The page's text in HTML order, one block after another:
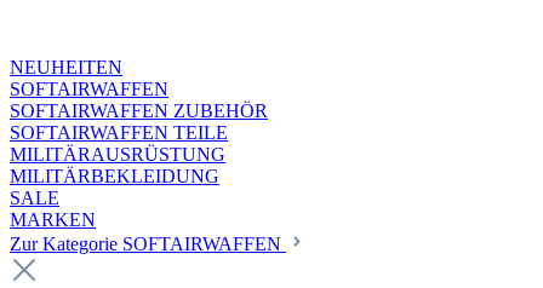
NEUHEITEN
SOFTAIRWAFFEN
SOFTAIRWAFFEN ZUBEHÖR
SOFTAIRWAFFEN TEILE
MILITÄRAUSRÜSTUNG
MILITÄRBEKLEIDUNG
SALE
MARKEN
Zur Kategorie SOFTAIRWAFFEN